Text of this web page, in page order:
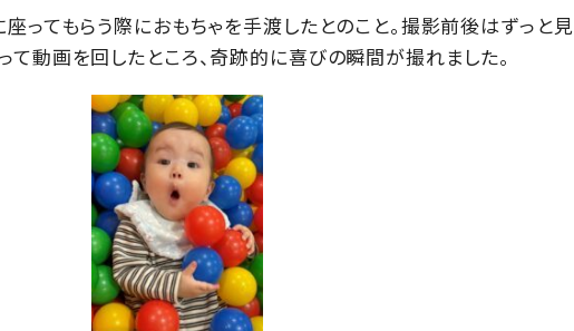
座ってもらう際におもちゃを手渡したとのこと。撮影前後はずっと見
て動画を回したところ、奇跡的に喜びの瞬間が撮れました。